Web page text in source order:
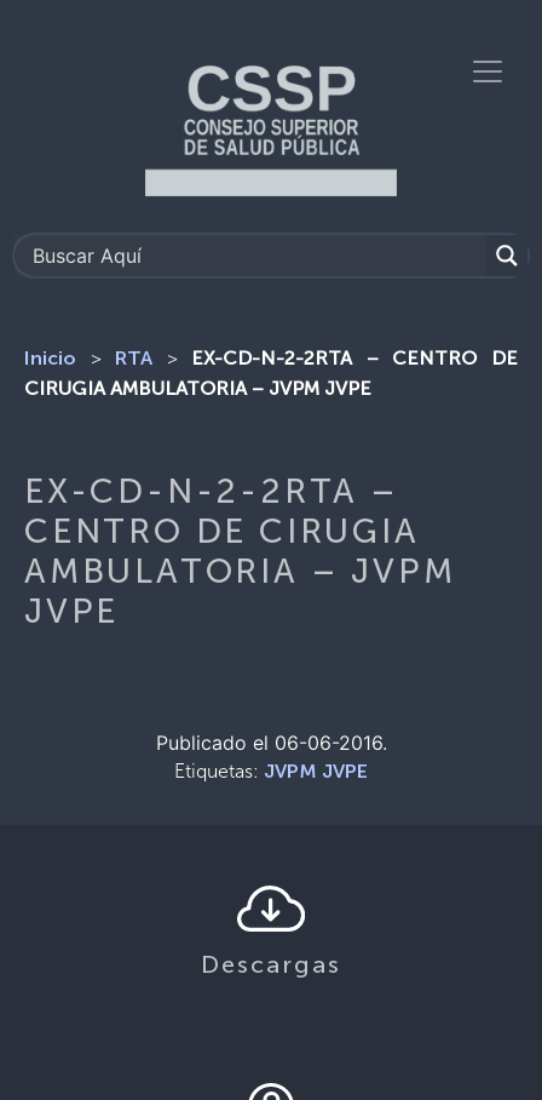
Inicio > RTA > EX-CD-N-2-2RTA – CENTRO DE
CIRUGIA AMBULATORIA – JVPM JVPE
EX-CD-N-2-2RTA –
CENTRO DE CIRUGIA
AMBULATORIA – JVPM
JVPE
Publicado el 06-06-2016.
Etiquetas: JVPM JVPE
Descargas